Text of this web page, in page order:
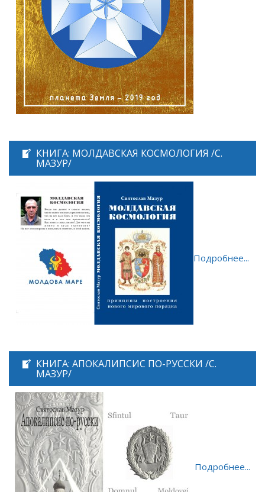
КНИГА: МОЛДАВСКАЯ КОСМОЛОГИЯ /С.
МАЗУР/
Подробнее...
КНИГА: АПОКАЛИПСИС ПО-РУССКИ /С.
МАЗУР/
Подробнее...